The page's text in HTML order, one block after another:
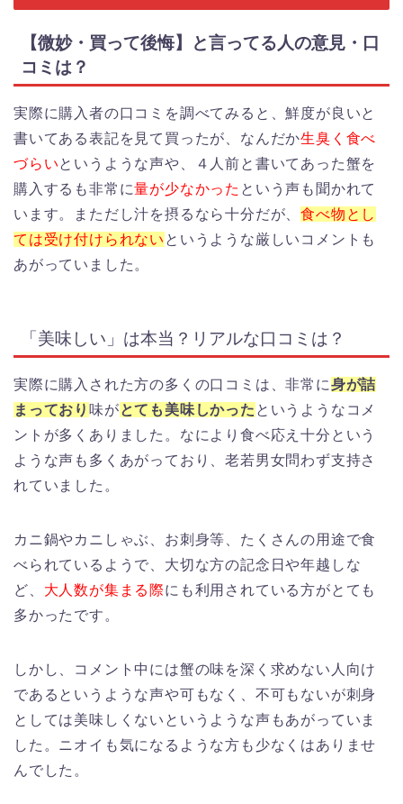
【微妙・買って後悔】と言ってる人の意見・口
コミは？
実際に購入者の口コミを調べてみると、鮮度が良いと
書いてある表記を見て買ったが、なんだか生臭く食べ
づらいというような声や、４人前と書いてあった蟹を
購入するも非常に量が少なかった という声も聞かれて
います。まただし汁を摂るなら十分だが、食べ物とし
ては受け付けられない というような厳しいコメントも
あがっていました。
「美味しい」は本当？リアルな口コミは？
実際に購入された方の多くの口コミは、非常に身が詰
まっており 味がとても美味しかった というようなコメ
ントが多くありました。なにより食べ応え十分という
ような声も多くあがっており、老若男女問わず支持さ
れていました。
カニ鍋やカニしゃぶ、お刺身等、たくさんの用途で食
べられているようで、大切な方の記念日や年越しな
ど、 大人数が集まる際にも利用されている方がとても
多かったです。
しかし、コメント中には蟹の味を深く求めない人向け
であるというような声や可もなく、不可もないが刺身
としては美味しくないというような声もあがっていま
した。ニオイも気になるような方も少なくはありませ
んでした。